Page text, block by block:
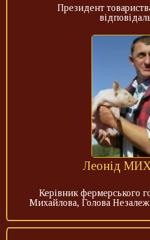
Президент
Леонід
Керівник фермерського
Михайлова, Голова